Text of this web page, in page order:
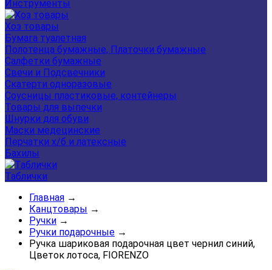
Инструменты
Хоз товары
Бумага туалетная
Полотенца бумажные, Платочки бумажные
Салфетки бумажные
Свечи и Подсвечники
Скатерти одноразовые
Соусницы пластиковые, контейнеры
Товары для выпечки
Шнурки для обуви
Маски медецинские
Перчатки х/б и латексные
Бахилы
Таблички
Главная →
Канцтовары →
Ручки →
Ручки подарочные →
Ручка шариковая подарочная цвет чернил синий,
Цветок лотоса, FIORENZO